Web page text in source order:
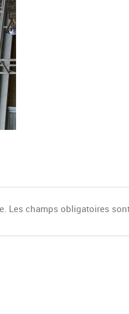
Les champs obligatoires